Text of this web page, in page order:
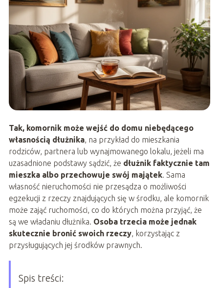
Tak, komornik może wejść do domu niebędącego
własnością dłużnika, na przykład do mieszkania
rodziców, partnera lub wynajmowanego lokalu, jeżeli ma
uzasadnione podstawy sądzić, że dłużnik faktycznie tam
mieszka albo przechowuje swój majątek. Sama
własność nieruchomości nie przesądza o możliwości
egzekucji z rzeczy znajdujących się w środku, ale komornik
może zająć ruchomości, co do których można przyjąć, że
są we władaniu dłużnika. Osoba trzecia może jednak
skutecznie bronić swoich rzeczy, korzystając z
przysługujących jej środków prawnych.
Spis treści: